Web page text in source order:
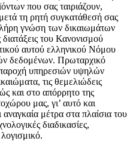
που σας ταιριάζουν,
τη ρητή συγκατάθεσή σας
γνώση των δικαιωμάτων
του Κανονισμού
αυτού ελληνικού Νόμου
δεδομένων. Πρωταρχικό
παροχή υπηρεσιών υψηλών
τις θεμελιώδεις
και στο απόρρητο της
μας, γι’ αυτό και
μέτρα στα πλαίσια του
διαδικασίες,